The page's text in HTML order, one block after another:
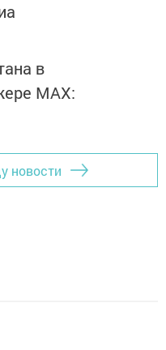
в
MАХ:
новости